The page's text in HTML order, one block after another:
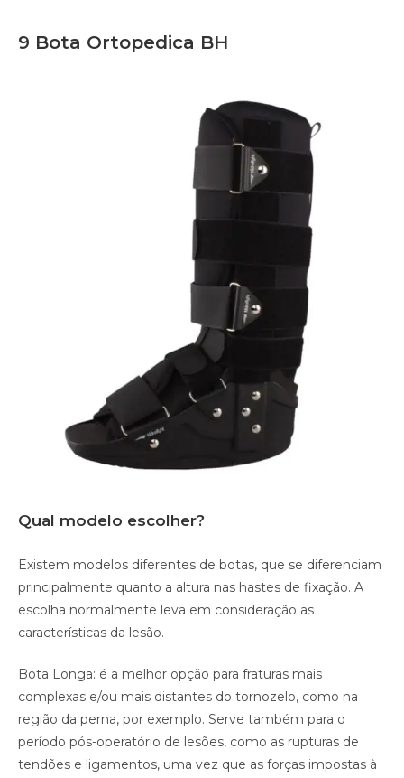
9 Bota Ortopedica BH
Qual modelo escolher?
Existem modelos diferentes de botas, que se diferenciam
principalmente quanto a altura nas hastes de fixação. A
escolha normalmente leva em consideração as
características da lesão.
Bota Longa: é a melhor opção para fraturas mais
complexas e/ou mais distantes do tornozelo, como na
região da perna, por exemplo. Serve também para o
período pós-operatório de lesões, como as rupturas de
tendões e ligamentos, uma vez que as forças impostas à